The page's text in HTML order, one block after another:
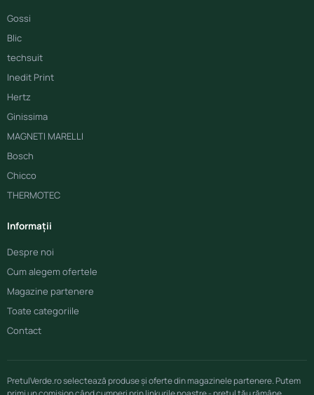
Gossi
Blic
techsuit
Inedit Print
Hertz
Ginissima
MAGNETI MARELLI
Bosch
Chicco
THERMOTEC
Informații
Despre noi
Cum alegem ofertele
Magazine partenere
Toate categoriile
Contact
PretulVerde.ro selectează produse și oferte din magazinele partenere. Putem